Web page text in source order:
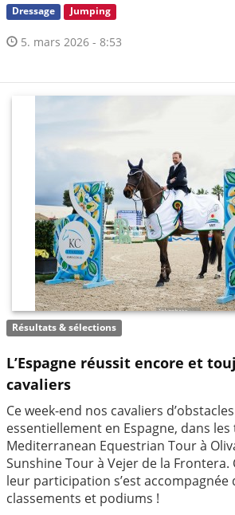
Dressage Jumping
5. mars 2026 - 8:53
Résultats & sélections
L’Espagne réussit encore et
cavaliers
Ce week-end nos cavaliers
essentiellement en Espagne, dans
Mediterranean Equestrian Tour à
Sunshine Tour à Vejer de la Frontera.
leur participation s’est accompagnée
classements et podiums !